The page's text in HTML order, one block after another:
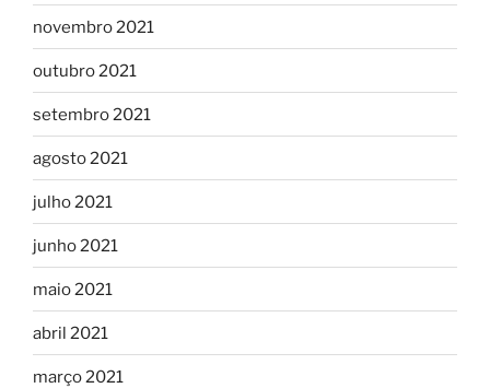
novembro 2021
outubro 2021
setembro 2021
agosto 2021
julho 2021
junho 2021
maio 2021
abril 2021
março 2021